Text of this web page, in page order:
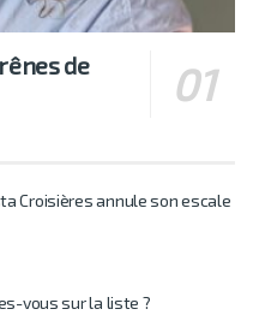
de
Croisières annule son escale
vous sur la liste ?